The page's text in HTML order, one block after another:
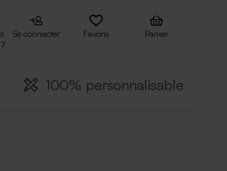
Se connecter Favoris Panier
100% personnalisable